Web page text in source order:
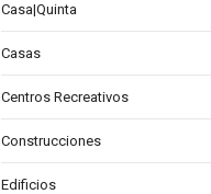
Casa|Quinta
Casas
Centros Recreativos
Construcciones
Edificios